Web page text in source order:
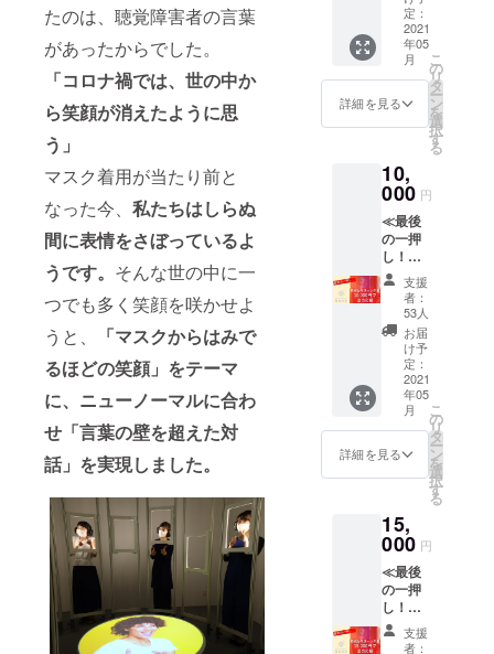
たのは、聴覚障害者の言葉
があったからでした。
「コロナ禍では、世の中か
ら笑顔が消えたように思
う」
マスク着用が当たり前と
なった今、 私たちはしらぬ
間に表情をさぼっているよ
うです。 そんな世の中に一
つでも多く笑顔を咲かせよ
うと、
「マスクからはみで
るほどの笑顔」をテーマ
に、ニューノーマルに合わ
せ「言葉の壁を超えた対
話」を実現しました。
25㎝
×12.5㎝
素材｜
綿100%
原産国
｜日本
＝＝＝
＝＝＝
＝＝＝
＝＝＝
・ダイ
アログ
点字グ
ラス 凸
を感じ
られる
特殊な
製造方
法を用
いて、
点字を
あらわ
したグ
ラスで
す。 サ
イズ・
重量｜
1mm・
295ml
素材｜
ソーダ
ガラス
原産国
｜日本
＝＝＝
す。 ●
及川美
紀さん
プロ
ル ポー
ラ代表
1969年
生ま
れ。東
京女子
大学文
理学部
英米文
学科卒
業。
1991
年、
ポーラ
化粧品
本舗
ラ）入
社。埼
アマ
ネー
ジャー
、商品
企画部
長を経
て、
2012年
ドファ
ンディ
ング終
了後、
よりご
案内い
望月衣
塑子さ
んプロ
フィー
ル 慶応
義塾大
学法学
部卒
後、東
京・中
日新聞
に入
社。社
会部で
セクハ
題、武
器輸
計学園
問題な
どを取
材。
2017年
平和・
協同
始めら
れま
す。 ※
プログ
ラムは
夕飯前
～19時
15分）
予定で
す。 毎
月１回
以上、
週末に
開催し
ていま
す。ク
ラウド
ファン
ディン
グ終了
別に日
程をご
ますの
で、参
加日を
お選び
のう
え、お
申込み
2021年
内に、
オンラ
インも
しくは
東京・
ミュー
ジアム
「対話
の森」
にて開
催いた
しま
す。 ※
日程は
クラウ
ドファ
ンディ
ング終
了後、
事務局
よりご
案内い
セージ
②日本
たばこ
産業株
式会
社 代
表取締
役副会
井 睦雄
さんに
よる
「暗闇
で未来
の自分
に会い
に行
く」ビ
ジョニ
ング
ワーク
（３時
間） ※
ダイア
ログ・
イン・
暗闇に
入り
ワーク
を行っ
たの
ち、明
るいと
ころで
定：
2021
年05
月
詳細を見る
こ
の
リ
タ
ー
ン
を
選
択
す
る
10,
000 円
≪最後
の一押
し！特
別なリ
ターン
不要！
≫ ①ダ
イアロ
グから
のお礼
のメッ
セージ
支援
者：
53人
お届
け予
定：
2021
年05
月
詳細を見る
こ
の
リ
タ
ー
ン
を
選
択
す
る
15,
000 円
≪最後
の一押
し！特
別なリ
ターン
支援
者：